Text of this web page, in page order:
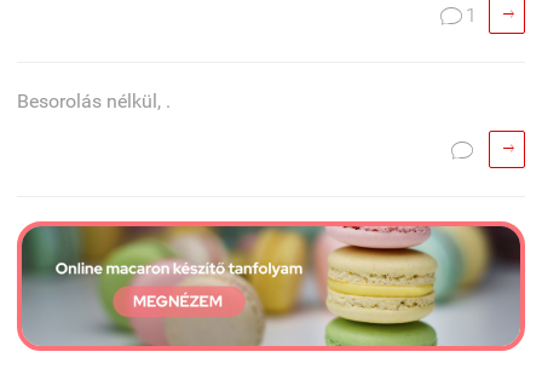
 1 
Besorolás nélkül, .
 